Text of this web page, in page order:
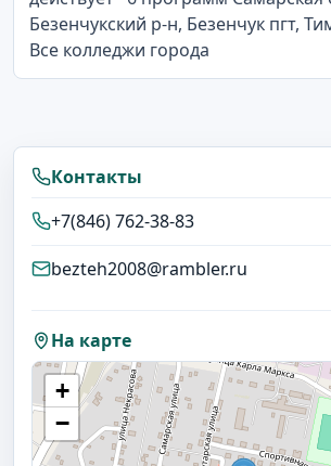
Безенчукский р-н, Безенчук пгт,
Все колледжи города
Контакты
+7(846) 762-38-83
bezteh2008@rambler.ru
На карте
+
−